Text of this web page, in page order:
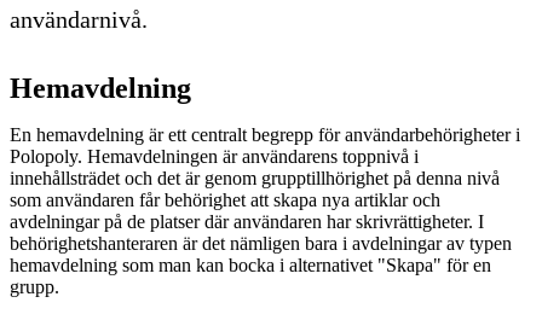
användarnivå.
Hemavdelning
En hemavdelning är ett centralt begrepp för användarbehörigheter i
Polopoly. Hemavdelningen är användarens toppnivå i
innehållsträdet och det är genom grupptillhörighet på denna nivå
som användaren får behörighet att skapa nya artiklar och
avdelningar på de platser där användaren har skrivrättigheter. I
behörighetshanteraren är det nämligen bara i avdelningar av typen
hemavdelning som man kan bocka i alternativet "Skapa" för en
grupp.